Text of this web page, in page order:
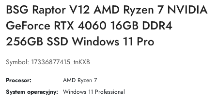
BSG Raptor V12 AMD Ryzen 7 NVIDIA
GeForce RTX 4060 16GB DDR4
256GB SSD Windows 11 Pro
Symbol: 17336877415_tnKXB
Procesor:
AMD Ryzen 7
System operacyjny:
Windows 11 Professional